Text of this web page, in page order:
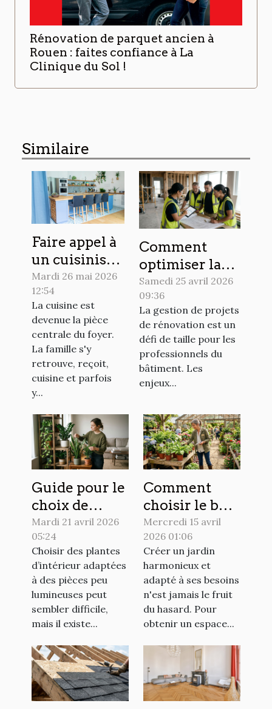
Rénovation de parquet ancien à
Rouen : faites confiance à La
Clinique du Sol !
Similaire
Faire appel à
un cuisiniste
à Pau : les
raisons
concrètes de
choisir le
sur-mesure !
Mardi 26 mai 2026
12:54
La cuisine est
devenue la pièce
centrale du foyer.
La famille s'y
retrouve, reçoit,
cuisine et parfois
y...
Comment
optimiser la
gestion de
projets de
rénovation
pour les
professionnels
?
Samedi 25 avril 2026
09:36
La gestion de projets
de rénovation est un
défi de taille pour les
professionnels du
bâtiment. Les
enjeux...
Guide pour le
choix de
plantes
d'intérieur
peu
exigeantes en
lumière
Mardi 21 avril 2026
05:24
Choisir des plantes
d’intérieur adaptées
à des pièces peu
lumineuses peut
sembler difficile,
mais il existe...
Comment
choisir le bon
spécialiste
pour la
création de
votre jardin ?
Mercredi 15 avril
2026 01:06
Créer un jardin
harmonieux et
adapté à ses besoins
n'est jamais le fruit
du hasard. Pour
obtenir un espace...